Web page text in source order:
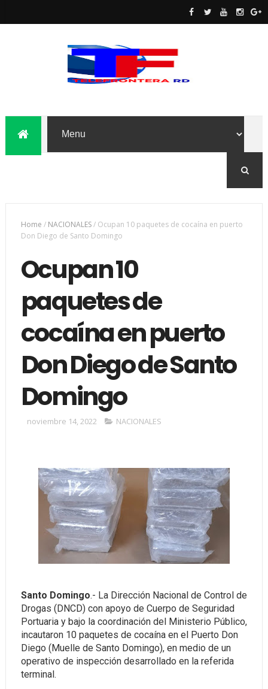
Home / NACIONALES/ Ocupan 10 paquetes de cocaína en puerto
Don Diego de Santo Domingo
Ocupan 10
paquetes de
cocaína en puerto
Don Diego de Santo
Domingo
noviembre 14, 2022 NACIONALES
Santo Domingo.- La Dirección Nacional de Control de
Drogas (DNCD) con apoyo de Cuerpo de Seguridad
Portuaria y bajo la coordinación del Ministerio Público,
incautaron 10 paquetes de cocaína en el Puerto Don
Diego (Muelle de Santo Domingo), en medio de un
operativo de inspección desarrollado en la referida
terminal.